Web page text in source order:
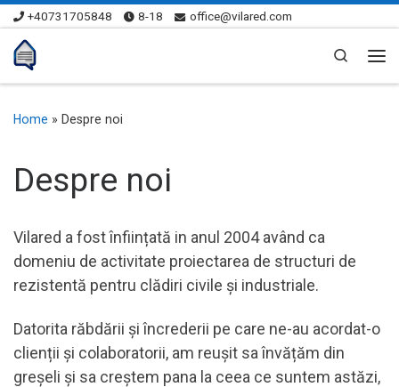
Skip to content
+40731705848 8-18 office@vilared.com
Search
Home » Despre noi
Despre noi
Vilared a fost înființată in anul 2004 având ca
domeniu de activitate proiectarea de structuri de
rezistentă pentru clădiri civile și industriale.
Datorita răbdării și încrederii pe care ne-au acordat-o
clienții și colaboratorii, am reușit sa învățăm din
greșeli și sa creștem pana la ceea ce suntem astăzi,